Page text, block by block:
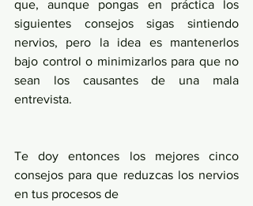
que, aunque pongas en práctica los
siguientes consejos sigas sintiendo
nervios, pero la idea es mantenerlos
bajo control o minimizarlos para que no
sean los causantes de una mala
entrevista.
Te doy entonces los mejores cinco
consejos para que reduzcas los nervios
en tus procesos de